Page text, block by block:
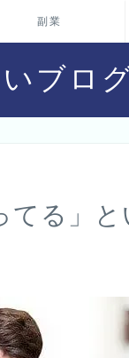
副業
ブロ
てる」